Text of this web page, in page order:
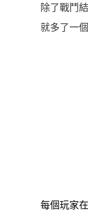
除了戰鬥
就多了一
每個玩家